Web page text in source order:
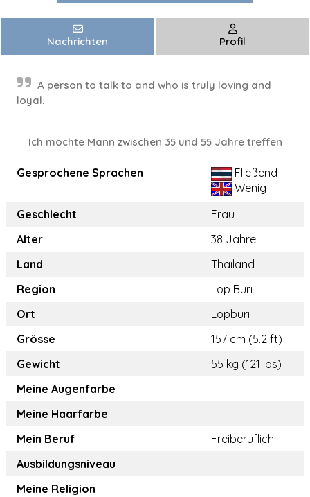
Nachrichten Profil
A person to talk to and who is truly loving and
loyal.
Ich möchte Mann zwischen 35 und 55 Jahre treffen
Gesprochene Sprachen
Fließend
Wenig
Geschlecht
Frau
Alter
38 Jahre
Land
Thailand
Region
Lop Buri
Ort
Lopburi
Grösse
157 cm (5.2 ft)
Gewicht
55 kg (121 lbs)
Meine Augenfarbe
Meine Haarfarbe
Mein Beruf
Freiberuflich
Ausbildungsniveau
Meine Religion